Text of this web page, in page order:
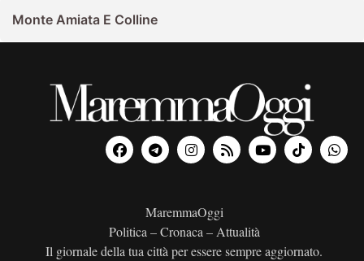
Monte Amiata E Colline
MaremmaOggi
Politica – Cronaca – Attualità
Il giornale della tua città per essere sempre aggiornato.